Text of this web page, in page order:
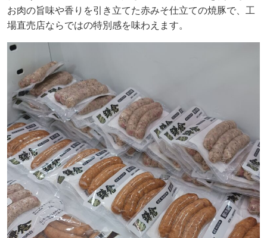
お肉の旨味や香りを引き立てた赤みそ仕立ての焼豚で、工
場直売店ならではの特別感を味わえます。